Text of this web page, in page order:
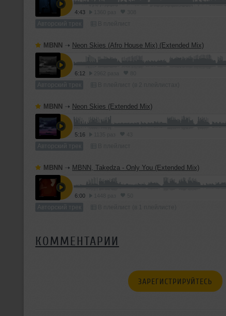
4:43
Авторский трек
MBNN ➝ Neon Skies (Afro House Mix) (Extended Mix)
6:12
Авторский трек
MBNN ➝ Neon Skies (Extended Mix)
5:16
Авторский трек
MBNN ➝ MBNN, Takedza - Only You (Extended Mix)
6:00
Авторский трек
КОММЕНТАРИИ
ЗАРЕГИСТРИРУЙТЕСЬ